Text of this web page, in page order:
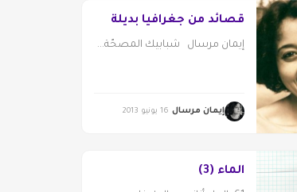
قصائد من جغرافيا بديلة
إيمان مرسال شبابيك المصحّة...
إيمان مرسال 16 يونيو 2013
الماء (3)